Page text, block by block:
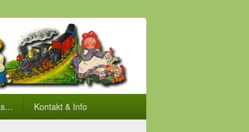
Kontakt & Info